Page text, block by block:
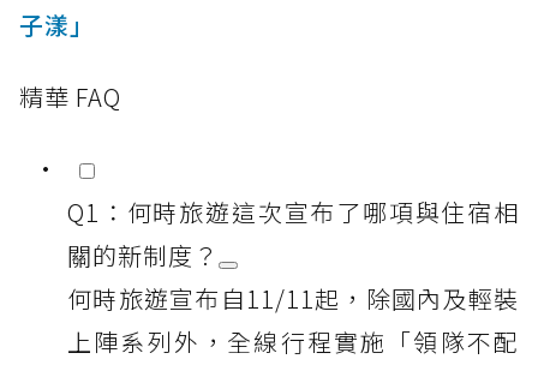
子漾」
精華 FAQ
Q1：何時旅遊這次宣布了哪項與住宿相
關的新制度？
何時旅遊宣布自11/11起，除國內及輕裝
上陣系列外，全線行程實施「領隊不配